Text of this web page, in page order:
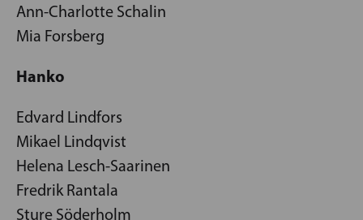
Ann-Charlotte Schalin
Mia Forsberg
Hanko
Edvard Lindfors
Mikael Lindqvist
Helena Lesch-Saarinen
Fredrik Rantala
Sture Söderholm